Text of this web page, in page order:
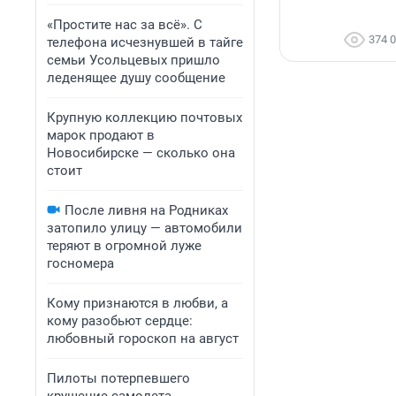
«Простите нас за всё». С
телефона исчезнувшей в тайге
семьи Усольцевых пришло
леденящее душу сообщение
Крупную коллекцию почтовых
марок продают в
Новосибирске — сколько она
стоит
После ливня на Родниках
затопило улицу — автомобили
теряют в огромной луже
госномера
Кому признаются в любви, а
кому разобьют сердце:
любовный гороскоп на август
Пилоты потерпевшего
374